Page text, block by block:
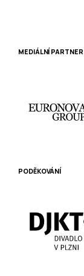
MEDIÁLNÍ PARTNER
PODĚKOVÁNÍ